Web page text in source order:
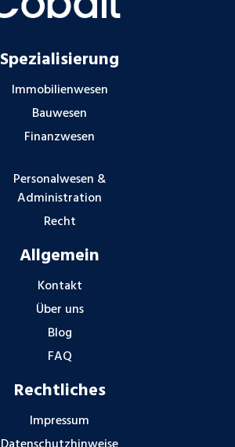
Spezialisierung
Immobilienwesen
Bauwesen
Finanzwesen
Personalwesen &
Administration
Recht
Allgemein
Kontakt
Über uns
Blog
FAQ
Rechtliches
Impressum